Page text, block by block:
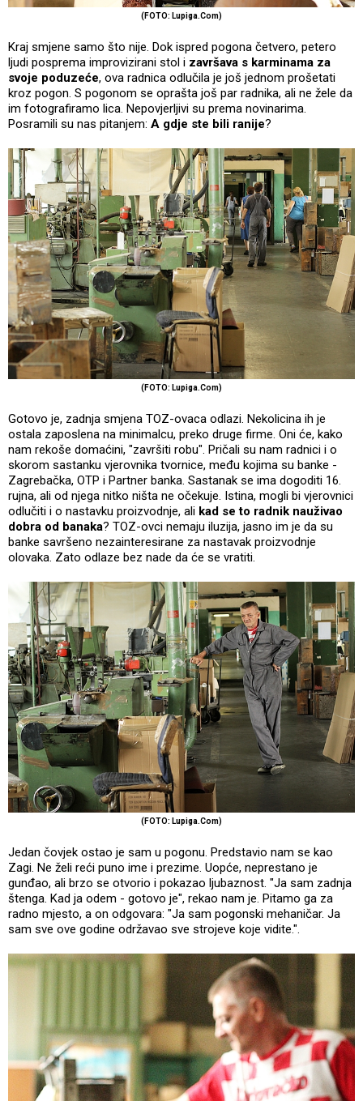
(FOTO: Lupiga.Com)
Kraj smjene samo što nije. Dok ispred pogona četvero, petero
ljudi posprema improvizirani stol i završava s karminama za
svoje poduzeće, ova radnica odlučila je još jednom prošetati
kroz pogon. S pogonom se oprašta još par radnika, ali ne žele da
im fotografiramo lica. Nepovjerljivi su prema novinarima.
Posramili su nas pitanjem: A gdje ste bili ranije?
(FOTO: Lupiga.Com)
Gotovo je, zadnja smjena TOZ-ovaca odlazi. Nekolicina ih je
ostala zaposlena na minimalcu, preko druge firme. Oni će, kako
nam rekoše domaćini, "završiti robu". Pričali su nam radnici i o
skorom sastanku vjerovnika tvornice, među kojima su banke -
Zagrebačka, OTP i Partner banka. Sastanak se ima dogoditi 16.
rujna, ali od njega nitko ništa ne očekuje. Istina, mogli bi vjerovnici
odlučiti i o nastavku proizvodnje, ali kad se to radnik nauživao
dobra od banaka? TOZ-ovci nemaju iluzija, jasno im je da su
banke savršeno nezainteresirane za nastavak proizvodnje
olovaka. Zato odlaze bez nade da će se vratiti.
(FOTO: Lupiga.Com)
Jedan čovjek ostao je sam u pogonu. Predstavio nam se kao
Zagi. Ne želi reći puno ime i prezime. Uopće, neprestano je
gunđao, ali brzo se otvorio i pokazao ljubaznost. "Ja sam zadnja
štenga. Kad ja odem - gotovo je", rekao nam je. Pitamo ga za
radno mjesto, a on odgovara: "Ja sam pogonski mehaničar. Ja
sam sve ove godine održavao sve strojeve koje vidite.".